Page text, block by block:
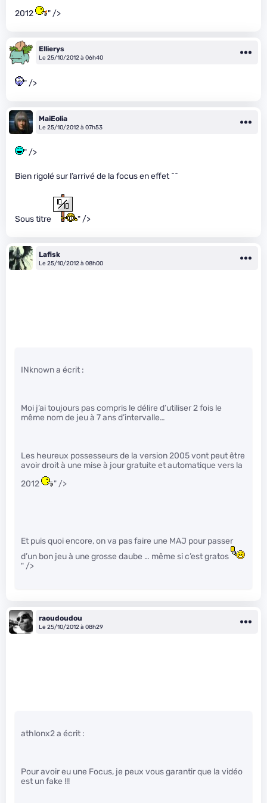
2012
" />
Ellierys
Le 25/10/2012 à 06h40
" />
MaiEolia
Le 25/10/2012 à 07h53
" />
Bien rigolé sur l’arrivé de la focus en effet ^^
Sous titre " />
Lafisk
Le 25/10/2012 à 08h00
INknown a écrit :
Moi j’ai toujours pas compris le délire d’utiliser 2 fois le
même nom de jeu à 7 ans d’intervalle…
Les heureux possesseurs de la version 2005 vont peut être
avoir droit à une mise à jour gratuite et automatique vers la
2012
" />
Et puis quoi encore, on va pas faire une MAJ pour passer
d’un bon jeu à une grosse daube … même si c’est gratos
" />
raoudoudou
Le 25/10/2012 à 08h29
athlonx2 a écrit :
Pour avoir eu une Focus, je peux vous garantir que la vidéo
est un fake !!!